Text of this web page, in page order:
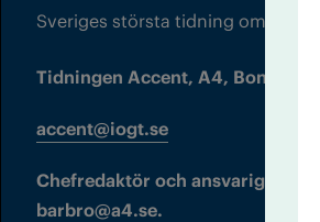
Sveriges största tidning om
Tidningen Accent, A4,
accent@iogt.se
Chefredaktör och ansvarig
barbro@a4.se.